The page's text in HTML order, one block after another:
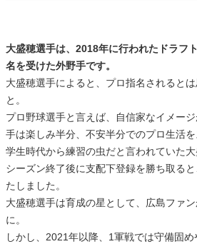
大盛穂選手は、2018年に行われたドラフ
名を受けた外野手です。
大盛穂選手によると、プロ指名されると
と。
プロ野球選手と言えば、自信家なイメー
手は楽しみ半分、不安半分でのプロ生活を
学生時代から練習の虫だと言われていた
シーズン終了後に支配下登録を勝ち取る
たしました。
大盛穂選手は育成の星として、広島ファ
に。
しかし、2021年以降、1軍戦では守備固め